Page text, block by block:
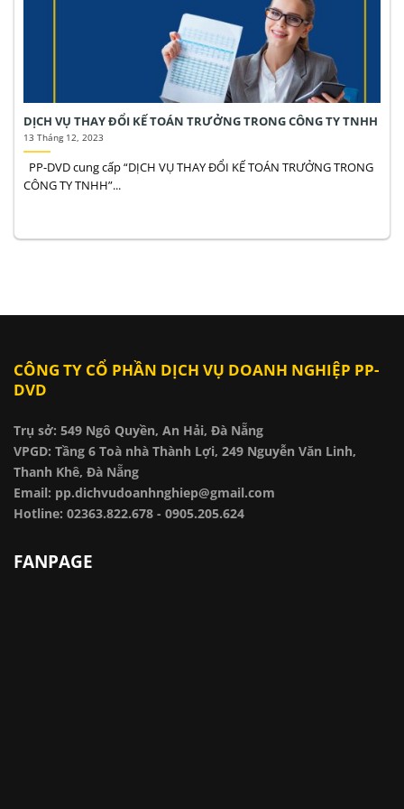
DỊCH VỤ THAY ĐỔI KẾ TOÁN TRƯỞNG TRONG CÔNG TY TNHH
13 Tháng 12, 2023
PP-DVD cung cấp “DỊCH VỤ THAY ĐỔI KẾ TOÁN TRƯỞNG TRONG
CÔNG TY TNHH”...
CÔNG TY CỔ PHẦN DỊCH VỤ DOANH NGHIỆP PP-
DVD
Trụ sở: 549 Ngô Quyền, An Hải, Đà Nẵng
VPGD: Tầng 6 Toà nhà Thành Lợi, 249 Nguyễn Văn Linh,
Thanh Khê, Đà Nẵng
Email: pp.dichvudoanhnghiep@gmail.com
Hotline: 02363.822.678 - 0905.205.624
FANPAGE